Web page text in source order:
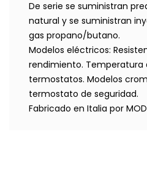
De serie se suministran
natural y se suministran
gas propano/butano.
Modelos eléctricos:
rendimiento. Temperatura
termostatos. Modelos
termostato de seguridad.
Fabricado en Italia por